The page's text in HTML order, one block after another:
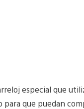
especial que
que puedan